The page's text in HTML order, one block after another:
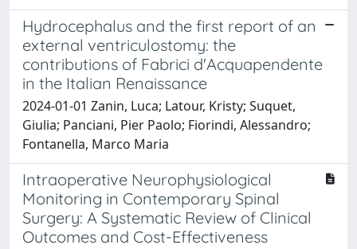
Hydrocephalus and the first report of an
external ventriculostomy: the
contributions of Fabrici d'Acquapendente
in the Italian Renaissance
2024-01-01 Zanin, Luca; Latour, Kristy; Suquet,
Giulia; Panciani, Pier Paolo; Fiorindi, Alessandro;
Fontanella, Marco Maria
Intraoperative Neurophysiological
Monitoring in Contemporary Spinal
Surgery: A Systematic Review of Clinical
Outcomes and Cost-Effectiveness